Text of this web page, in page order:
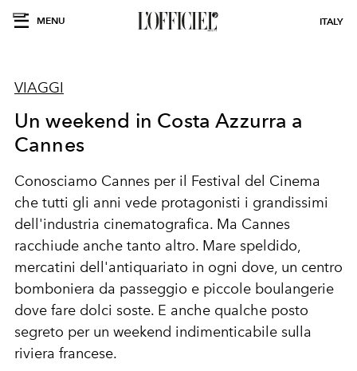
MENU ITALY
VIAGGI
Un weekend in Costa Azzurra a
Cannes
Conosciamo Cannes per il Festival del Cinema
che tutti gli anni vede protagonisti i grandissimi
dell'industria cinematografica. Ma Cannes
racchiude anche tanto altro. Mare speldido,
mercatini dell'antiquariato in ogni dove, un centro
bomboniera da passeggio e piccole boulangerie
dove fare dolci soste. E anche qualche posto
segreto per un weekend indimenticabile sulla
riviera francese.